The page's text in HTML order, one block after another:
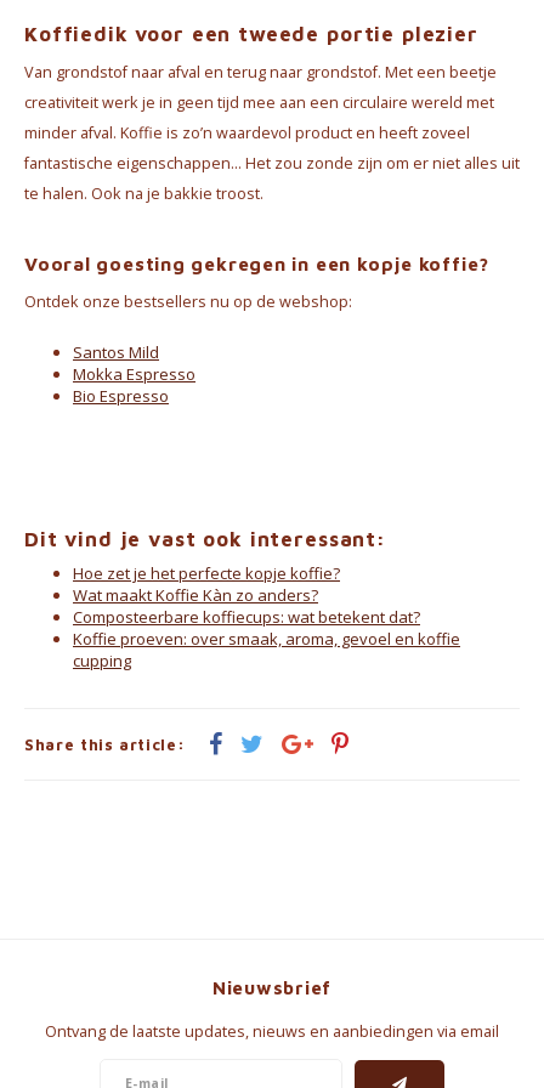
Koffiedik voor een tweede portie plezier
Van grondstof naar afval en terug naar grondstof. Met een beetje
creativiteit werk je in geen tijd mee aan een circulaire wereld met
minder afval. Koffie is zo’n waardevol product en heeft zoveel
fantastische eigenschappen… Het zou zonde zijn om er niet alles uit
te halen. Ook na je bakkie troost.
Vooral goesting gekregen in een kopje koffie?
Ontdek onze bestsellers nu op de webshop:
Santos Mild
Mokka Espresso
Bio Espresso
Dit vind je vast ook interessant:
Hoe zet je het perfecte kopje koffie?
Wat maakt Koffie Kàn zo anders?
Composteerbare koffiecups: wat betekent dat?
Koffie proeven: over smaak, aroma, gevoel en koffie
cupping
Share this article:
Nieuwsbrief
Ontvang de laatste updates, nieuws en aanbiedingen via email